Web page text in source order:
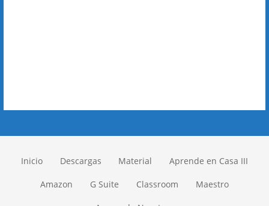
Inicio Descargas Material Aprende en Casa III
Amazon G Suite Classroom Maestro